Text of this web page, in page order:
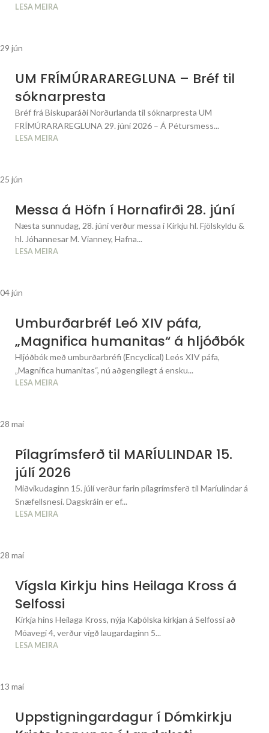
LESA MEIRA
29 jún
UM FRÍMÚRARAREGLUNA – Bréf til
sóknarpresta
Bréf frá Biskuparáði Norðurlanda til sóknarpresta UM
FRÍMÚRARAREGLUNA 29. júní 2026 – Á Pétursmess...
LESA MEIRA
25 jún
Messa á Höfn í Hornafirði 28. júní
Næsta sunnudag, 28. júní verður messa í Kirkju hl. Fjölskyldu &
hl. Jóhannesar M. Vianney, Hafna...
LESA MEIRA
04jún
Umburðarbréf Leó XIV páfa,
„Magnifica humanitas“ á hljóðbók
Hljóðbók með umburðarbréfi (Encyclical) Leós XIV páfa,
„Magnifica humanitas“, nú aðgengilegt á ensku...
LESA MEIRA
28 maí
Pílagrímsferð til MARÍULINDAR 15.
júlí 2026
Miðvikudaginn 15. júlí verður farin pílagrímsferð til Maríulindar á
Snæfellsnesi. Dagskráin er ef...
LESA MEIRA
28 maí
Vígsla Kirkju hins Heilaga Kross á
Selfossi
Kirkja hins Heilaga Kross, nýja Kaþólska kirkjan á Selfossi að
Móavegi 4, verður vígð laugardaginn 5...
LESA MEIRA
13 maí
Uppstigningardagur í Dómkirkju